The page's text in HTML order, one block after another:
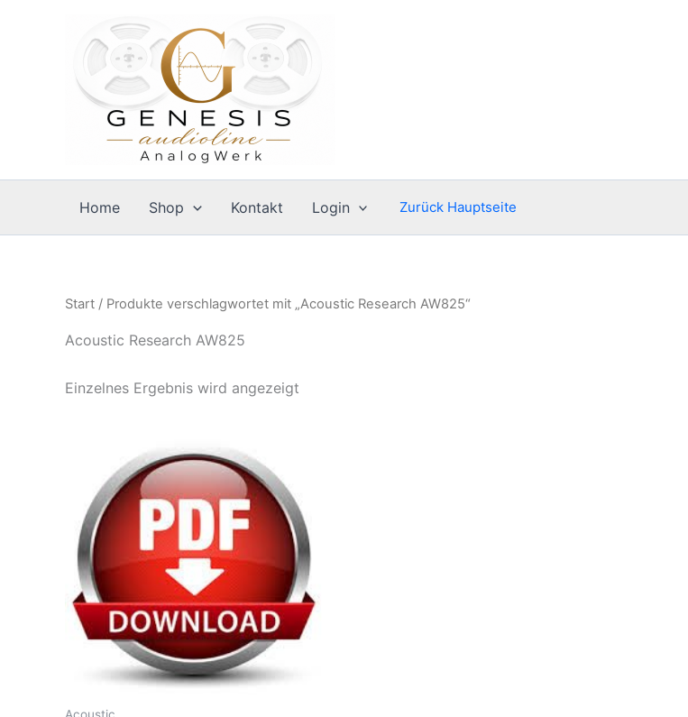
Home Shop Kontakt Login Zurück Hauptseite
Start / Produkte verschlagwortet mit „Acoustic Research AW825“
Acoustic Research AW825
Einzelnes Ergebnis wird angezeigt
Acoustic